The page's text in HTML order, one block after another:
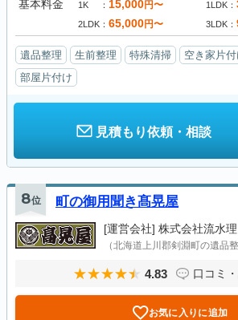
基本料金 1K 15,000円〜 1LDK
2LDK 65,000円〜 3LDK
遺品整理 生前整理 特殊清掃 空き家片付
部屋片付け
見積もり依頼・相談
8位 町の御用聞き髙晃屋
[運営会社] 株式会社流水理
（北海道上川郡剣淵町の遺品整
4.83 口コミ
お気に入りに追加